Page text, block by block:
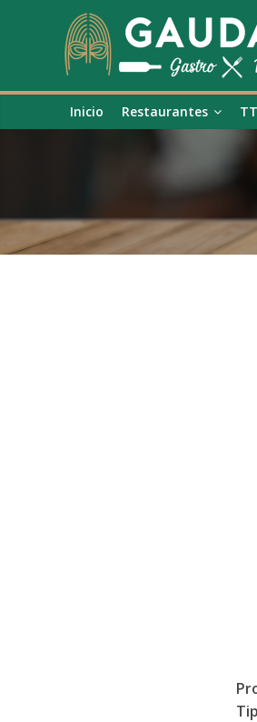
Inicio Restaurantes